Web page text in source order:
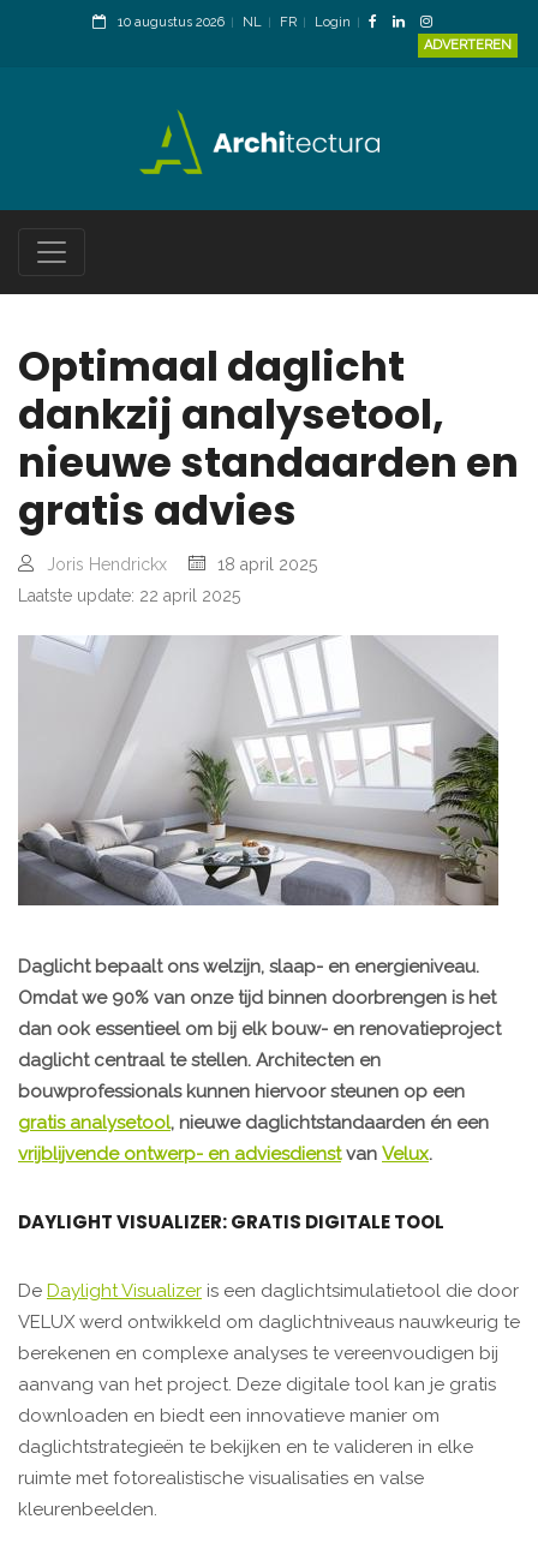
10 augustus 2026 NL FR
Login
ADVERTEREN
Optimaal daglicht
dankzij analysetool,
nieuwe standaarden en
gratis advies
Joris Hendrickx
18 april 2025
Laatste update: 22 april 2025
Daglicht bepaalt ons welzijn, slaap- en energieniveau.
Omdat we 90% van onze tijd binnen doorbrengen is het
dan ook essentieel om bij elk bouw- en renovatieproject
daglicht centraal te stellen. Architecten en
bouwprofessionals kunnen hiervoor steunen op een
gratis analysetool, nieuwe daglichtstandaarden én een
vrijblijvende ontwerp- en adviesdienstvan Velux.
DAYLIGHT VISUALIZER: GRATIS DIGITALE TOOL
De Daylight Visualizer is een daglichtsimulatietool die door
VELUX werd ontwikkeld om daglichtniveaus nauwkeurig te
berekenen en complexe analyses te vereenvoudigen bij
aanvang van het project. Deze digitale tool kan je gratis
downloaden en biedt een innovatieve manier om
daglichtstrategieën te bekijken en te valideren in elke
ruimte met fotorealistische visualisaties en valse
kleurenbeelden.